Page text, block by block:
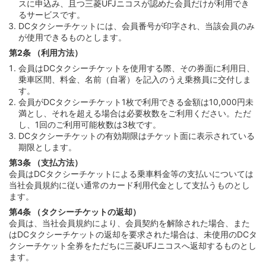
スに申込み、且つ三菱UFJニコスが認めた会員だけが利用でき
るサービスです。
DCタクシーチケットには、会員番号が印字され、当該会員のみ
が使用できるものとします。
第2条 （利用方法）
会員はDCタクシーチケットを使用する際、その券面に利用日、
乗車区間、料金、名前（自署）を記入のうえ乗務員に交付しま
す。
会員がDCタクシーチケット1枚で利用できる金額は10,000円未
満とし、それを超える場合は必要枚数をご利用ください。ただ
し、1回のご利用可能枚数は3枚です。
DCタクシーチケットの有効期限はチケット面に表示されている
期限とします。
第3条 （支払方法）
会員はDCタクシーチケットによる乗車料金等の支払いについては
当社会員規約に従い通常のカード利用代金として支払うものとし
ます。
第4条 （タクシーチケットの返却）
会員は、当社会員規約により、会員契約を解除された場合、また
はDCタクシーチケットの返却を要求された場合は、未使用のDCタ
クシーチケット全券をただちに三菱UFJニコスへ返却するものとし
ます。